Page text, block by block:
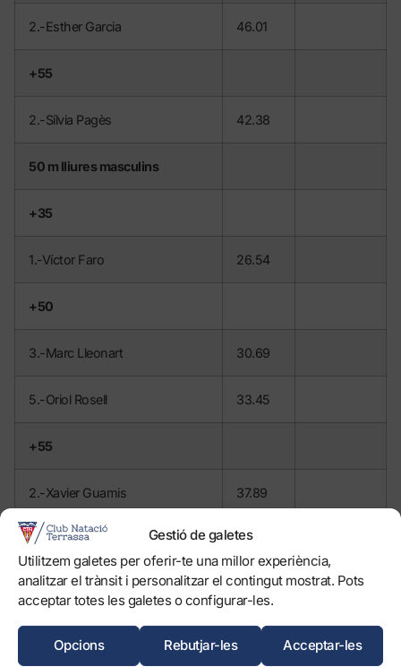
Gestió de galetes
Utilitzem galetes per oferir-te una millor experiència,
analitzar el trànsit i personalitzar el contingut mostrat. Pots
acceptar totes les galetes o configurar-les.
Acceptar-les
Rebutjar-les
Opcions
2.-Esther Garcia 46.01
+55
2.-Sílvia Pagès 42.38
50 m lliures masculins
+35
1.-Víctor Faro 26.54
+50
3.-Marc Lleonart 30.69
5.-Oriol Rosell 33.45
+55
2.-Xavier Guamis 37.89
+60
2.-Joan Herrera 41.87
50 m lliures femenins